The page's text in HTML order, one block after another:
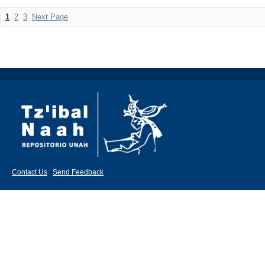
1 2 3 Next Page
Contact Us Send Feedback